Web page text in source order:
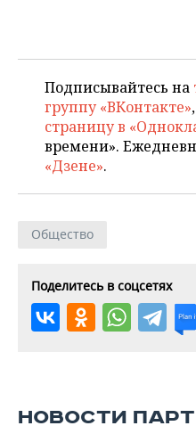
Подписывайтесь на
группу «ВКонтакте»,
страницу в
времени».
«Дзене».
Общество
Поделитесь в соцсетях
НОВОСТИ